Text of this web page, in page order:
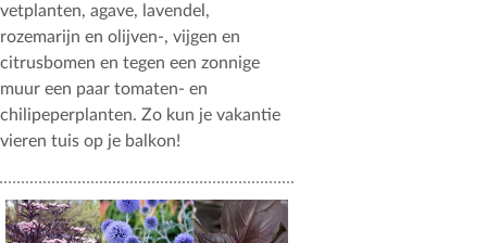
vetplanten, agave, lavendel,
rozemarijn en olijven-, vijgen en
citrusbomen en tegen een zonnige
muur een paar tomaten- en
chilipeperplanten. Zo kun je vakantie
vieren tuis op je balkon!